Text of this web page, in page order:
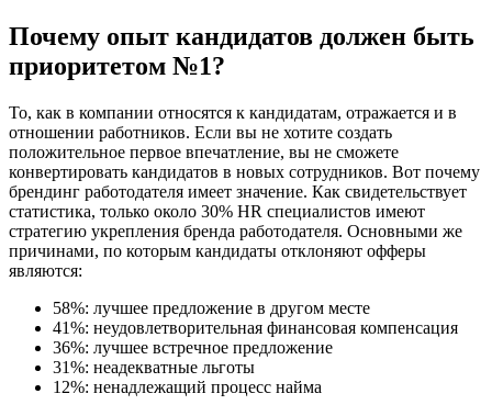
Почему опыт кандидатов должен быть
приоритетом №1?
То, как в компании относятся к кандидатам, отражается и в
отношении работников. Если вы не хотите создать
положительное первое впечатление, вы не сможете
конвертировать кандидатов в новых сотрудников. Вот почему
брендинг работодателя имеет значение. Как свидетельствует
статистика, только около 30% HR специалистов имеют
стратегию укрепления бренда работодателя. Основными же
причинами, по которым кандидаты отклоняют офферы
являются:
58%: лучшее предложение в другом месте
41%: неудовлетворительная финансовая компенсация
36%: лучшее встречное предложение
31%: неадекватные льготы
12%: ненадлежащий процесс найма